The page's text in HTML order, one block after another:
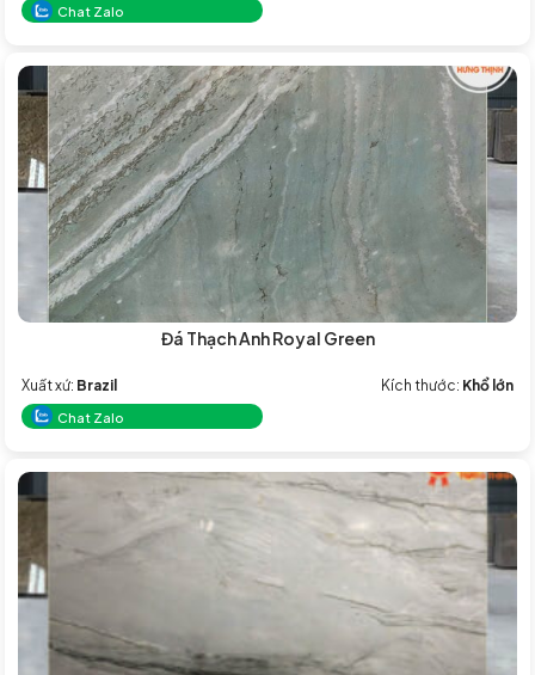
Chat Zalo
Đá Thạch Anh Royal Green
Xuất xứ: Brazil Kích thước: Khổ lớn
Chat Zalo